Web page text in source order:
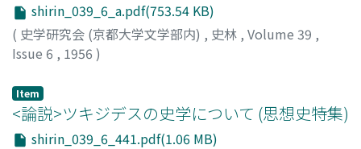
shirin_039_6_a.pdf(753.54 KB)
( 史学研究会 (京都大学文学部内) , 史林 , Volume 39 ,
Issue 6 , 1956 )
Item
<論説>ツキジデスの史学について (思想史特集)
shirin_039_6_441.pdf(1.06 MB)